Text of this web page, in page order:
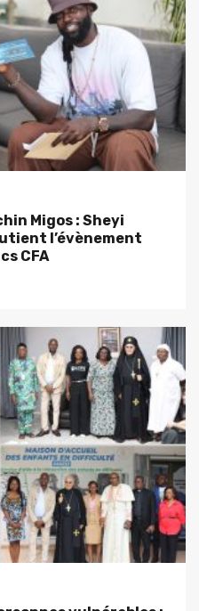
Migos : Sheyi
l’évènement
CFA